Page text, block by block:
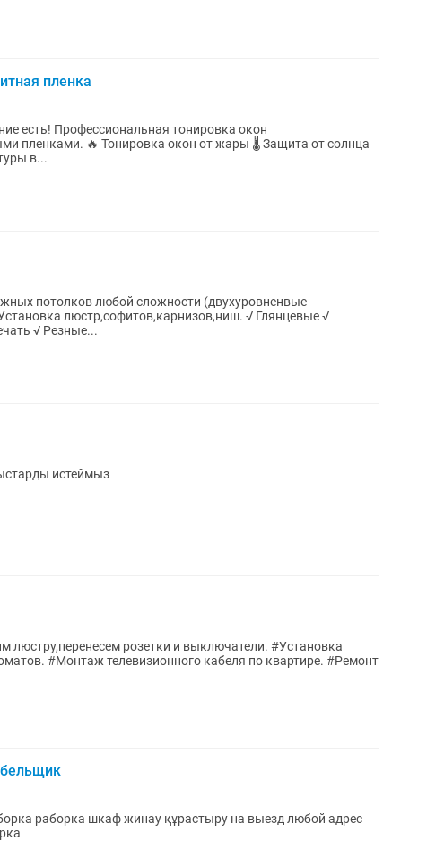
пленка
окон
жары 🌡️ Защита от солнца
в...
потолков любой сложности (двухуровненвые
люстр,софитов,карнизов,ниш. √ Глянцевые √
√ Резные...
истеймыз
#Монтаж телевизионного кабеля по квартире. #Ремонт
раборка шкаф жинау құрастыру на выезд любой адрес